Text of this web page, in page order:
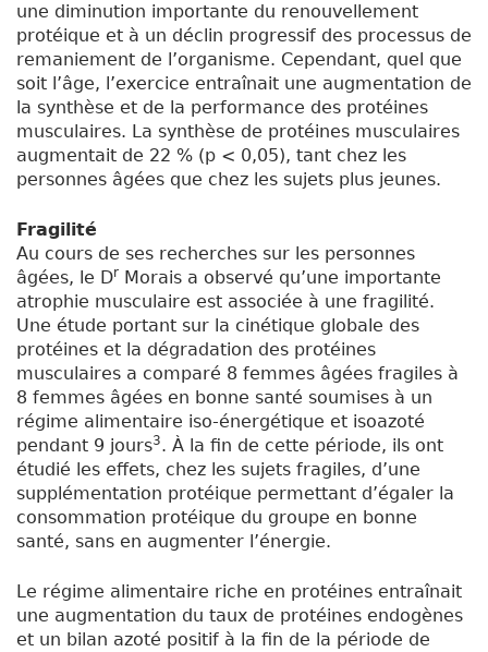
une diminution importante du renouvellement
protéique et à un déclin progressif des processus de
remaniement de l’organisme. Cependant, quel que
soit l’âge, l’exercice entraînait une augmentation de
la synthèse et de la performance des protéines
musculaires. La synthèse de protéines musculaires
augmentait de 22 % (p < 0,05), tant chez les
personnes âgées que chez les sujets plus jeunes.
Fragilité
Au cours de ses recherches sur les personnes
âgées, le Dr Morais a observé qu’une importante
atrophie musculaire est associée à une fragilité.
Une étude portant sur la cinétique globale des
protéines et la dégradation des protéines
musculaires a comparé 8 femmes âgées fragiles à
8 femmes âgées en bonne santé soumises à un
régime alimentaire iso-énergétique et isoazoté
pendant 9 jours3. À la fin de cette période, ils ont
étudié les effets, chez les sujets fragiles, d’une
supplémentation protéique permettant d’égaler la
consommation protéique du groupe en bonne
santé, sans en augmenter l’énergie.
Le régime alimentaire riche en protéines entraînait
une augmentation du taux de protéines endogènes
et un bilan azoté positif à la fin de la période de